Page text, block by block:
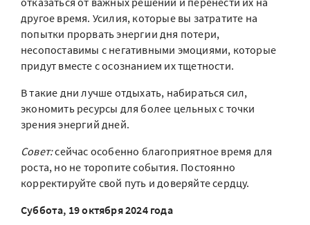
другое время. Усилия, которые вы затратите на
попытки прорвать энергии дня потери,
несопоставимы с негативными эмоциями, которые
придут вместе с осознанием их тщетности.
В такие дни лучше отдыхать, набираться сил,
экономить ресурсы для более цельных с точки
зрения энергий дней.
Совет:сейчас особенно благоприятное время для
роста, но не торопите события. Постоянно
корректируйте свой путь и доверяйте сердцу.
Суббота, 19 октября 2024 года